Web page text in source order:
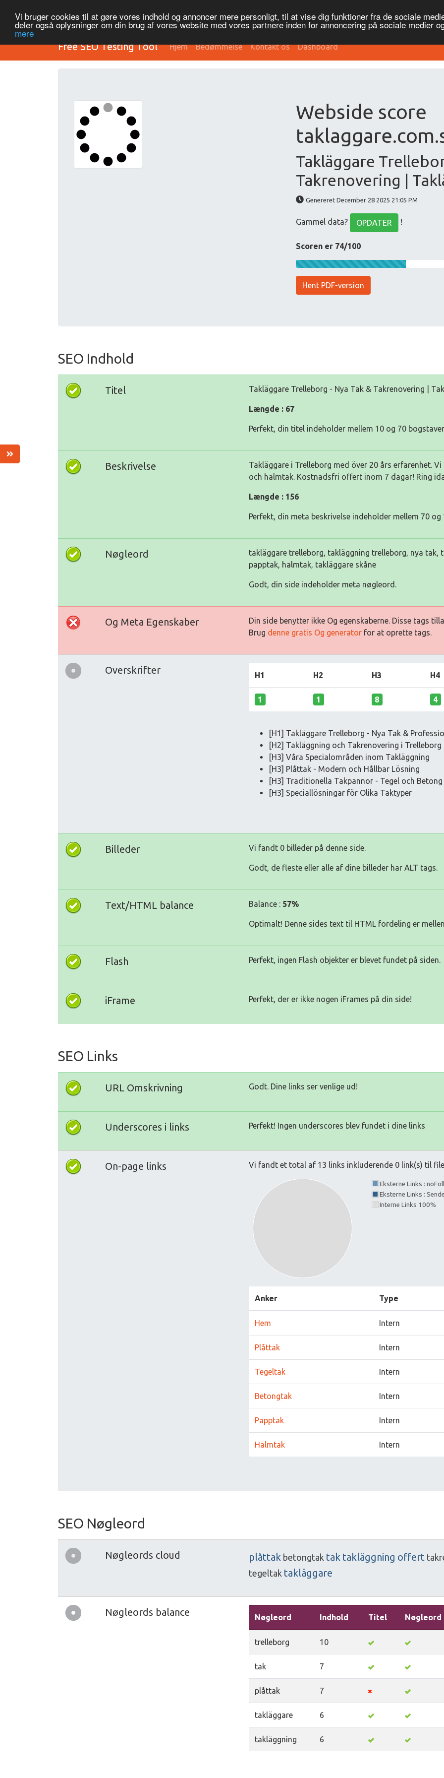
Vi bruger cookies til at gøre vores indhold og annoncer mere personligt, til at vise dig funktioner fra de sociale
deler også oplysninger om din brug af vores website med vores partnere inden for annoncering på sociale medier
mere
Free SEO Testing Tool Hjem Bedømmelse Kontakt os Dashboard
Webside score
Takläggare
Takrenovering |
Genereret December 28 2025 21:05 PM
Gammel data? OPDATER !
Scoren er 74/100
Hent PDF-version
SEO Indhold
Titel Takläggare Trelleborg - Nya Tak & Takrenovering |
Længde : 67
Perfekt, din titel indeholder mellem 10 og 70
Beskrivelse
Takläggare i Trelleborg med över 20 års erfarenhet.
och halmtak. Kostnadsfri offert inom 7 dagar! Ring
Længde : 156
Perfekt, din meta beskrivelse indeholder mellem 70 og
Nøgleord
takläggare trelleborg, takläggning trelleborg, nya tak,
papptak, halmtak, takläggare skåne
Godt, din side indeholder meta nøgleord.
Og Meta Egenskaber
Din side benytter ikke Og egenskaberne. Disse tags
Brug denne gratis Og generator for at oprette tags.
Overskrifter H1 H2 H3 H4
1 1 8 4
[H1] Takläggare Trelleborg - Nya Tak &
[H2] Takläggning och Takrenovering i Trelleborg
[H3] Våra Specialområden inom Takläggning
[H3] Plåttak - Modern och Hållbar Lösning
[H3] Traditionella Takpannor - Tegel och Betong
[H3] Speciallösningar för Olika Taktyper
Billeder Vi fandt 0 billeder på denne side.
Godt, de fleste eller alle af dine billeder har ALT tags.
Text/HTML balance Balance : 57%
Optimalt! Denne sides text til HTML fordeling er
Flash Perfekt, ingen Flash objekter er blevet fundet på siden.
iFrame Perfekt, der er ikke nogen iFrames på din side!
SEO Links
URL Omskrivning Godt. Dine links ser venlige ud!
Underscores i links Perfekt! Ingen underscores blev fundet i dine links
On-page links Vi fandt et total af 13 links inkluderende 0 link(s) til
Eksterne Links :
Eksterne Links :
Interne Links 100%
Anker Type
Hem Intern
Plåttak Intern
Tegeltak Intern
Betongtak Intern
Papptak Intern
Halmtak Intern
SEO Nøgleord
Nøgleords cloud plåttak betongtak tak takläggning offert
tegeltak takläggare
Nøgleords balance Nøgleord Indhold Titel Nøgleord
trelleborg 10
tak 7
plåttak 7
takläggare 6
takläggning 6